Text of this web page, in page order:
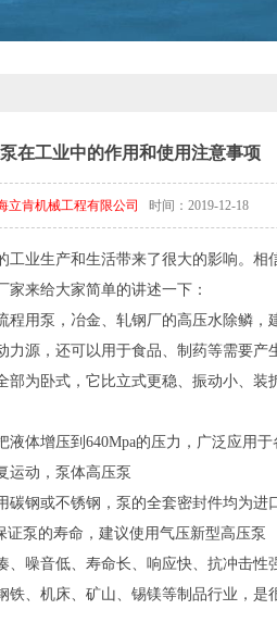
在工业中的作用和使用注意事项
立肯机械工程有限公司 时间：2019-12-18
业生产和生活带来了很大的影响。
来给大家简单的讲述一下：
用泵，冶金、轧钢厂的高压水除鳞，
源，还可以用于食品、制药等需要产
为卧式，它比立式更稳、振动小、装
体增压到640Mpa的压力，广泛应用
运动，泵体高压泵
钢或不锈钢，泵的全套密封件均为
证泵的寿命，建议使用气压新型高压泵
噪音低、寿命长、响应快、抗冲击性
、机床、矿山、锡镁等制品行业，